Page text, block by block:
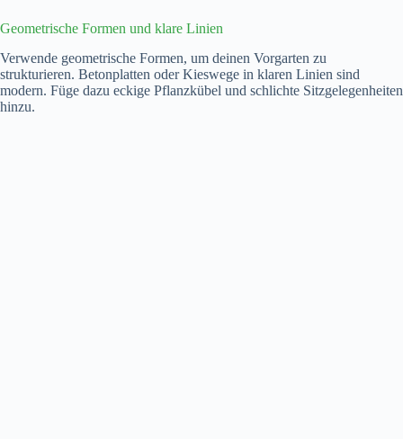
Geometrische Formen und klare Linien
Verwende geometrische Formen, um deinen Vorgarten zu
strukturieren. Betonplatten oder Kieswege in klaren Linien sind
modern. Füge dazu eckige Pflanzkübel und schlichte Sitzgelegenheiten
hinzu.